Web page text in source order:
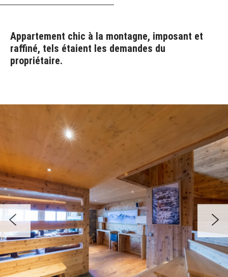
Appartement chic à la montagne, imposant et
raffiné, tels étaient les demandes du
propriétaire.